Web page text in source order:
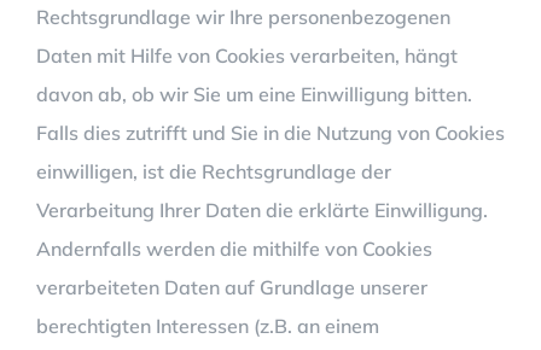
Rechtsgrundlage wir Ihre personenbezogenen
Daten mit Hilfe von Cookies verarbeiten, hängt
davon ab, ob wir Sie um eine Einwilligung bitten.
Falls dies zutrifft und Sie in die Nutzung von Cookies
einwilligen, ist die Rechtsgrundlage der
Verarbeitung Ihrer Daten die erklärte Einwilligung.
Andernfalls werden die mithilfe von Cookies
verarbeiteten Daten auf Grundlage unserer
berechtigten Interessen (z.B. an einem